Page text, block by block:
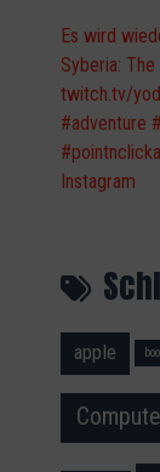
Es wird
Syberia:
twitch.tv/
#adventure
Instagram
apple